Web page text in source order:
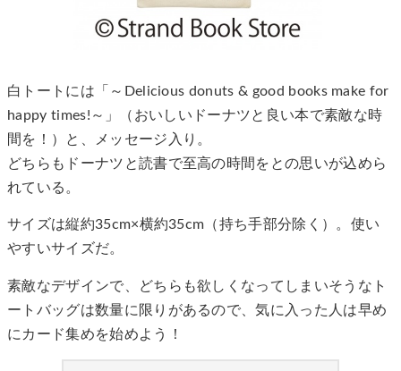
白トートには「～Delicious donuts & good books make for
happy times!～」（おいしいドーナツと良い本で素敵な時
間を！）と、メッセージ入り。
どちらもドーナツと読書で至高の時間をとの思いが込めら
れている。
サイズは縦約35cm×横約35cm（持ち手部分除く）。使い
やすいサイズだ。
素敵なデザインで、どちらも欲しくなってしまいそうなト
ートバッグは数量に限りがあるので、気に入った人は早め
にカード集めを始めよう！